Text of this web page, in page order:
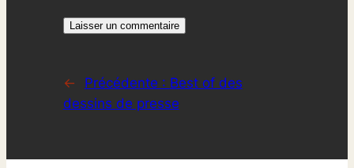
← Précédente : Best of des
dessins de presse